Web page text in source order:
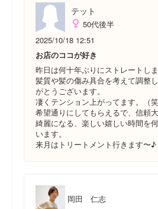
テット
50代後半
2025/10/18 12:51
お店のココが好き
昨日は何十年ぶりにストレートしま
髪質や髪の傷み具合を考えて調整
がとうございます。
凄くテンション上がってます。（笑
希望通りにしてもらえるで、信頼大
綺麗になる、楽しい嬉しい時間を
います。
来月はトリートメント行きます〜♪
岡田 仁志